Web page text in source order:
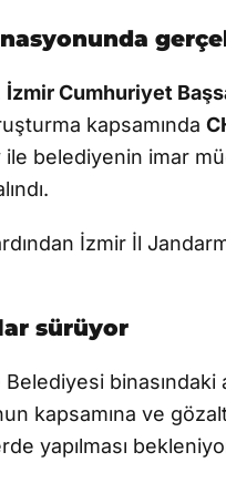
İzmir Cumhuriyet
kapsamında
ile belediyenin imar
İzmir İl
sürüyor
binasındaki
kapsamına ve
yapılması